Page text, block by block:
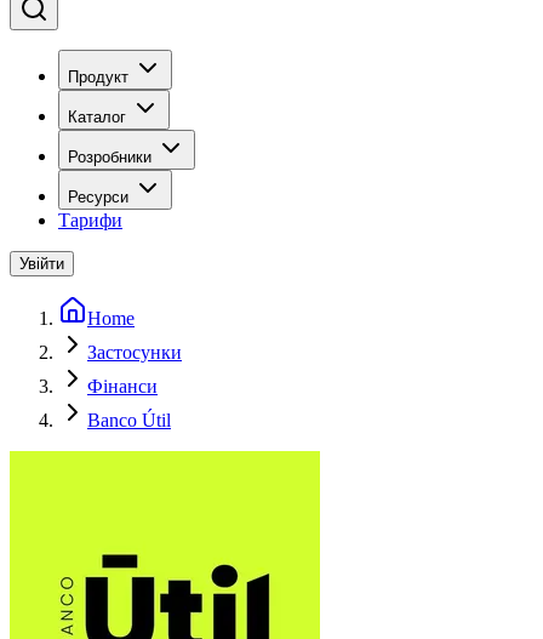
Продукт
Каталог
Розробники
Ресурси
Тарифи
Увійти
Home
Застосунки
Фінанси
Banco Útil